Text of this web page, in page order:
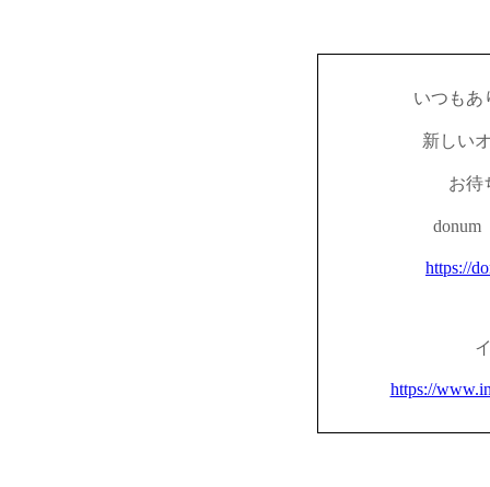
いつもあ
新しい
お待
donum
https://
https://